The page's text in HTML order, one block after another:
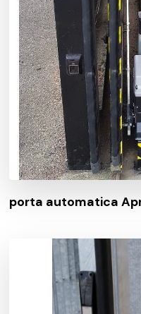
porta automatica